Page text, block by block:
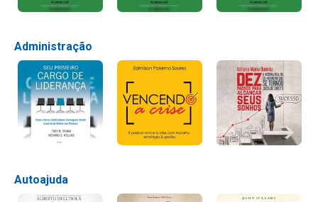
Administração
Autoajuda